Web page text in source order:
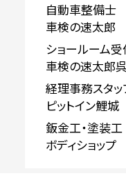
自動車整備士
車検の速太郎
ショールーム
車検の速太郎
経理事務スタッ
ピットイン鯉
鈑金工・塗装工
ボディショッ